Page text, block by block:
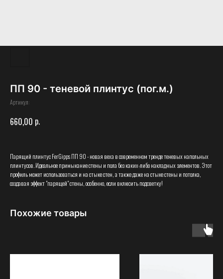
ПП 90 - теневой плинтус (пог.м.)
Артикул:
660,00 р.
Парящий плинтус FerGipps ПП 90 - новая веха в современном тренде теневых напольных
плинтусов. Идеальное примыкание стены и пола без каких-либо накладных элементов. Этот
профиль может использоваться и на стыке стен, а также даже на стыке стены и потолка,
создавая эффект "парящей" стены, особенно, если вклюсить подсветку!
Похожие товары